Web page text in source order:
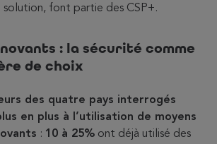
font partie des CSP+.
: la sécurité comme
de choix
des quatre pays interrogés
en plus à l’utilisation de moyens
: 10 à 25% ont déjà utilisé des